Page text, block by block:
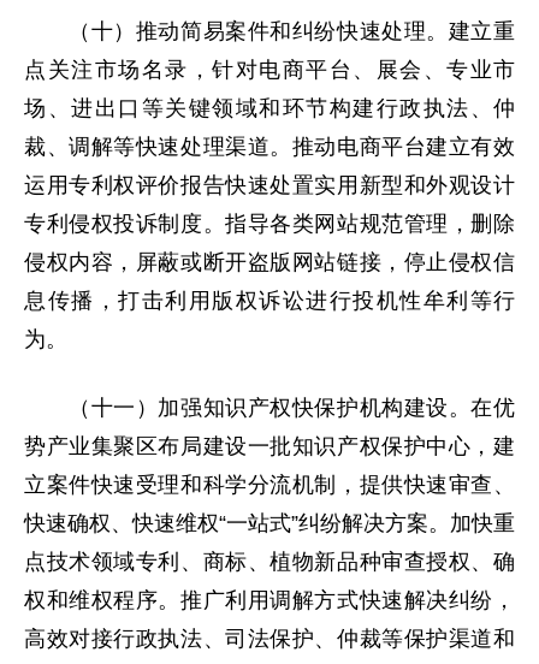
（十）推动简易案件和纠纷快速处理。建立重
点关注市场名录，针对电商平台、展会、专业市
场、进出口等关键领域和环节构建行政执法、仲
裁、调解等快速处理渠道。推动电商平台建立有效
运用专利权评价报告快速处置实用新型和外观设计
专利侵权投诉制度。指导各类网站规范管理，删除
侵权内容，屏蔽或断开盗版网站链接，停止侵权信
息传播，打击利用版权诉讼进行投机性牟利等行
为。
（十一）加强知识产权快保护机构建设。在优
势产业集聚区布局建设一批知识产权保护中心，建
立案件快速受理和科学分流机制，提供快速审查、
快速确权、快速维权“一站式”纠纷解决方案。加快重
点技术领域专利、商标、植物新品种审查授权、确
权和维权程序。推广利用调解方式快速解决纠纷，
高效对接行政执法、司法保护、仲裁等保护渠道和